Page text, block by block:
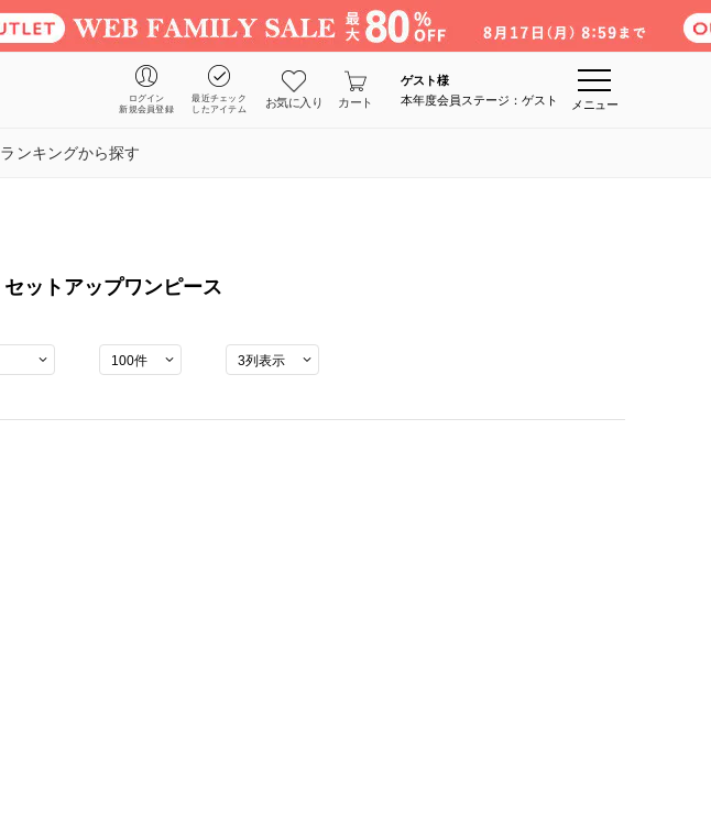
ログイン
新規会員登録
最近チェック
したアイテム
お気に入り カート
ゲスト様
本年度会員ステージ：ゲスト
メニュー
ランキングから探す
セットアップワンピース